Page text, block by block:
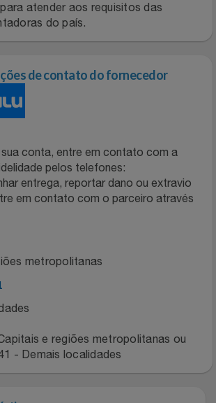
atender aos requisitos das
do país.
de contato do fornecedor
sua conta, entre em contato com a
pelos telefones:
entrega, reportar dano ou extravio
em contato com o parceiro através
metropolitanas
e regiões metropolitanas ou
- Demais localidades